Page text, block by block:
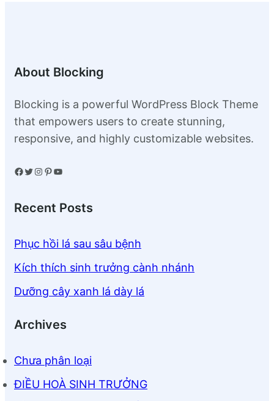
About Blocking
Blocking is a powerful WordPress Block Theme
that empowers users to create stunning,
responsive, and highly customizable websites.
Facebook Twitter Instagram Pinterest YouTube
Recent Posts
Phục hồi lá sau sâu bệnh
Kích thích sinh trưởng cành nhánh
Dưỡng cây xanh lá dày lá
Archives
Chưa phân loại
ĐIỀU HOÀ SINH TRƯỞNG